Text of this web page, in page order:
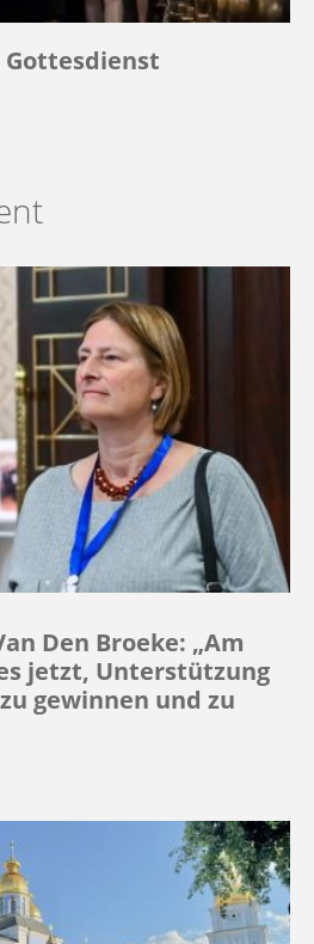
Den Broeke: „Am
jetzt, Unterstützung
gewinnen und zu